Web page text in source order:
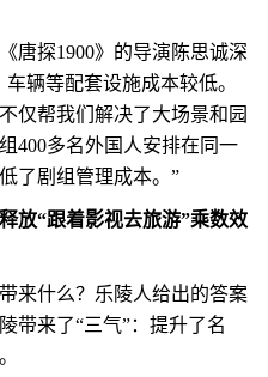
探1900》的导演陈思诚深
辆等配套设施成本较低。
仅帮我们解决了大场景和园
400多名外国人安排在同一
了剧组管理成本。”
放“跟着影视去旅游”乘数效
什么？乐陵人给出的答案
来了“三气”：提升了名